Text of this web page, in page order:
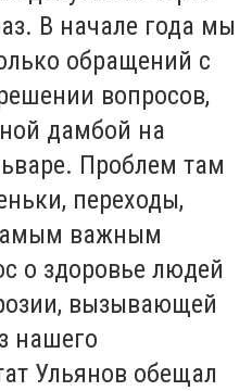
В начале года мы
обращений с
вопросов,
дамбой на
Проблем там
переходы,
важным
о здоровье людей
вызывающей
нашего
Ульянов обещал